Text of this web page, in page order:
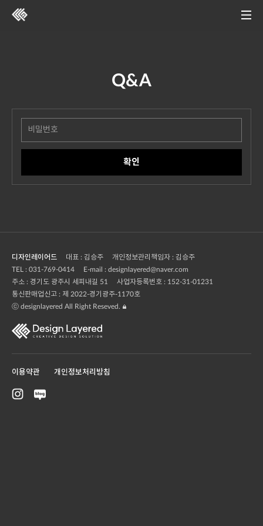
Q&A
디자인레이어드 대표 : 김승주
개인정보관리책임자 : 김승주
TEL : 031-769-0414 E-mail : designlayered@naver.com
주소 : 경기도 광주시 세피내길 51
사업자등록번호 : 152-31-01231
통신판매업신고 : 제 2022-경기광주-1170호
ⓒ designlayered All Right Reseved.
이용약관 개인정보처리방침